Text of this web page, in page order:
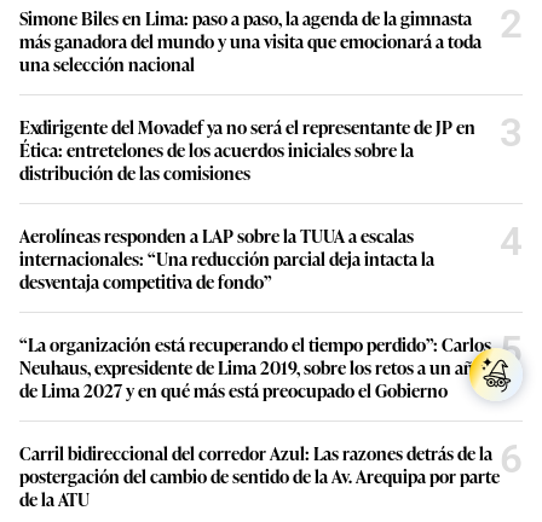
Simone Biles en Lima: paso a paso, la agenda de la gimnasta
más ganadora del mundo y una visita que emocionará a toda
una selección nacional
2
Exdirigente del Movadef ya no será el representante de JP en
Ética: entretelones de los acuerdos iniciales sobre la
distribución de las comisiones
3
Aerolíneas responden a LAP sobre la TUUA a escalas
internacionales: “Una reducción parcial deja intacta la
desventaja competitiva de fondo”
4
“La organización está recuperando el tiempo perdido”: Carlos
Neuhaus, expresidente de Lima 2019, sobre los retos a un año
de Lima 2027 y en qué más está preocupado el Gobierno
5
Carril bidireccional del corredor Azul: Las razones detrás de la
postergación del cambio de sentido de la Av. Arequipa por parte
de la ATU
6